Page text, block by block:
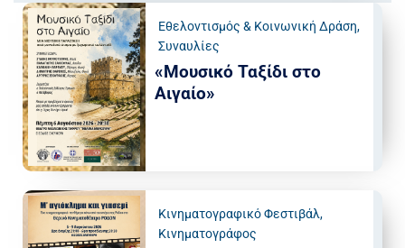
Εθελοντισμός & Κοινωνική Δράση,
Συναυλίες
«Μουσικό Ταξίδι στο
Αιγαίο»
Κινηματογραφικό Φεστιβάλ,
Κινηματογράφος